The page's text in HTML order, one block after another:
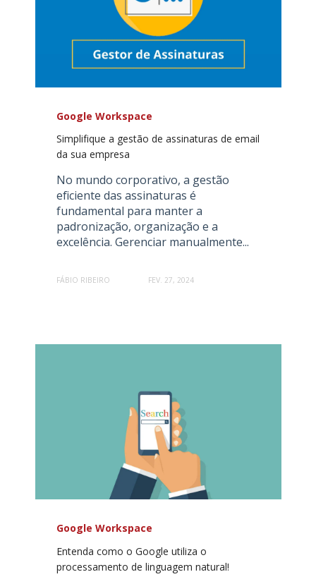
Google Workspace
Simplifique a gestão de assinaturas de email
da sua empresa
No mundo corporativo, a gestão
eficiente das assinaturas é
fundamental para manter a
padronização, organização e a
excelência. Gerenciar manualmente...
FÁBIO RIBEIRO FEV. 27, 2024
Google Workspace
Entenda como o Google utiliza o
processamento de linguagem natural!